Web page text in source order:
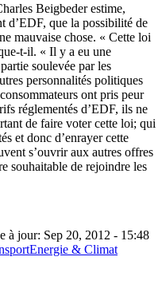
Beigbeder estime,
d’EDF, que la possibilité de
mauvaise chose. « Cette loi
t-il. « Il y a eu une
soulevée par les
personnalités politiques
ont pris peur
réglementés d’EDF, ils ne
de faire voter cette loi; qui
et donc d’enrayer cette
s’ouvrir aux autres offres
souhaitable de rejoindre les
à jour: Sep 20, 2012 - 15:48
Energie & Climat